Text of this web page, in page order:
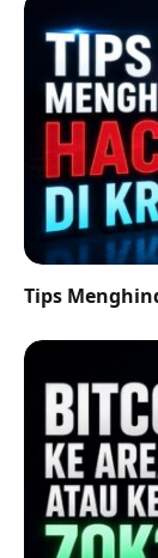
Tips